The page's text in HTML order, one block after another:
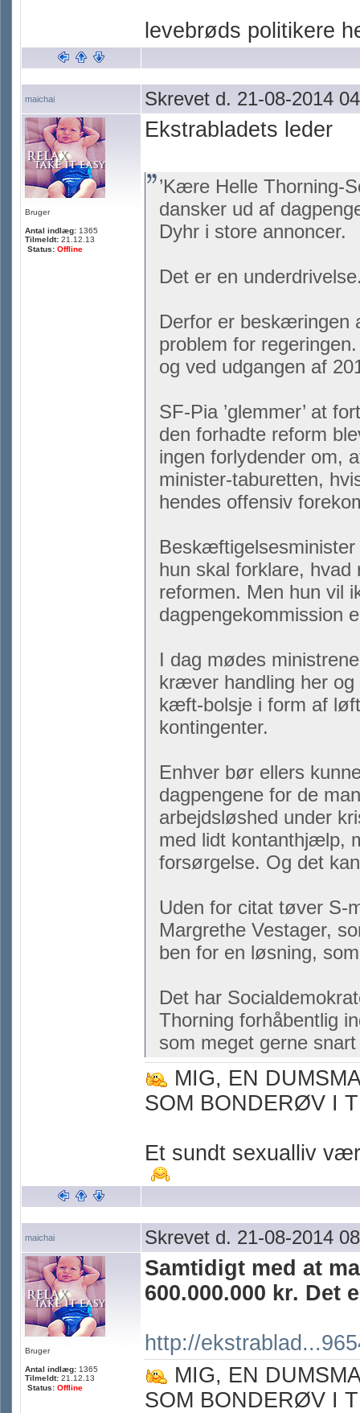
levebrøds politikere
maichai Skrevet d. 21-08-2014
Bruger
Antal indlæg: 1365
Tilmeldt: 21.12.13
Status: Offline
Ekstrabladets leder
’Kære Helle Thorning-
dansker ud af
Dyhr i store annoncer.
Det er en
Derfor er beskæringen
problem for
og ved udgangen af
SF-Pia ’glemmer’ at
den forhadte reform
ingen forlydender om,
minister-taburetten,
hendes offensiv
hun skal forklare,
reformen. Men hun vil
dagpengekommission
I dag mødes
kræver handling her og
kæft-bolsje i form af
kontingenter.
Enhver bør ellers
dagpengene for de
arbejdsløshed under
med lidt kontanthjælp,
forsørgelse. Og det
Uden for citat tøver S-
Margrethe Vestager,
ben for en løsning,
Det har
Thorning forhåbentlig
som meget gerne
MIG, EN
SOM BONDERØV I
Et sundt sexualliv
maichai Skrevet d. 21-08-2014
Bruger
Antal indlæg: 1365
Tilmeldt: 21.12.13
Status: Offline
Samtidigt med at
600.000.000 kr. Det
http://
MIG, EN
SOM BONDERØV I